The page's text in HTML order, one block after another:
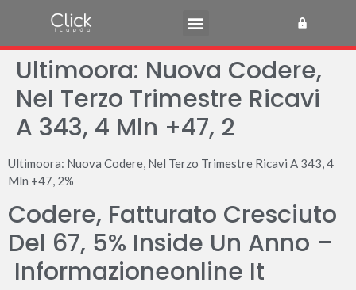
Ultimoora: Nuova Codere,
Nel Terzo Trimestre Ricavi
A 343, 4 Mln +47, 2
Ultimoora: Nuova Codere, Nel Terzo Trimestre Ricavi A 343, 4
Mln +47, 2%
Codere, Fatturato Cresciuto
Del 67, 5% Inside Un Anno –
Informazioneonline It